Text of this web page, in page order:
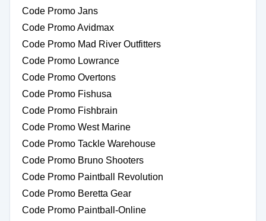
Code Promo Jans
Code Promo Avidmax
Code Promo Mad River Outfitters
Code Promo Lowrance
Code Promo Overtons
Code Promo Fishusa
Code Promo Fishbrain
Code Promo West Marine
Code Promo Tackle Warehouse
Code Promo Bruno Shooters
Code Promo Paintball Revolution
Code Promo Beretta Gear
Code Promo Paintball-Online